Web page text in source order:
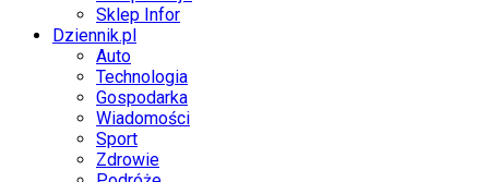
Sklep Infor
Dziennik.pl
Auto
Technologia
Gospodarka
Wiadomości
Sport
Zdrowie